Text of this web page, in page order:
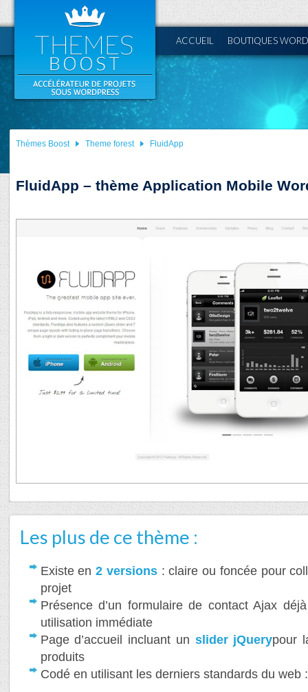
ACCUEIL BOUTIQUES
Thèmes Boost Theme forest FluidApp
FluidApp – thème Application Mobile
Les plus de ce thème :
Existe en 2 versions: claire ou foncée pour
projet
Présence d’un formulaire de contact Ajax
utilisation immédiate
Page d’accueil incluant un slider jQuerypour
produits
Codé en utilisant les derniers standards du web